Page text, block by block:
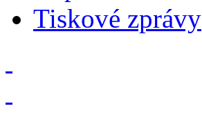
Tiskové zprávy